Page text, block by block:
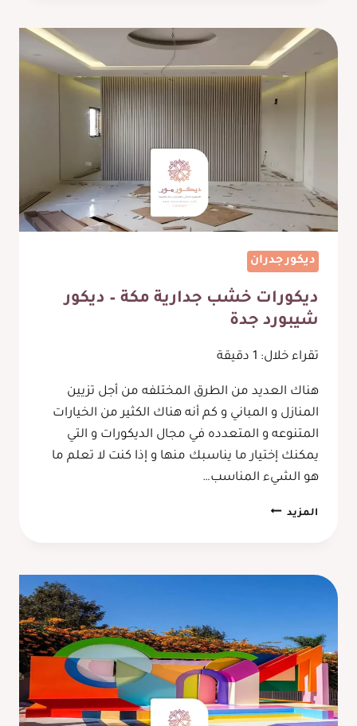
–
تفصيل
مرايه
حائط
مكة
ديكور جدران
ديكورات خشب جدارية مكة – ديكور
شيبورد جدة
تقراء خلال: دقيقة
هناك العديد من الطرق المختلفه من أجل تزيين
المنازل و المباني و كم أنه هناك الكثير من الخيارات
المتنوعه و المتعدده في مجال الديكورات و التي
يمكنك إختيار ما يناسبك منها و إذا كنت لا تعلم ما
هو الشيء المناسب…
المزيد ديكورات
–